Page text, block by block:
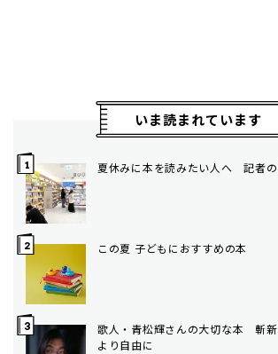
いま読まれています
夏休みに本を読みたい人へ 記者の
この夏 子どもにおすすめの本
歌人・青松輝さんの大切な本 斬新
より自由に